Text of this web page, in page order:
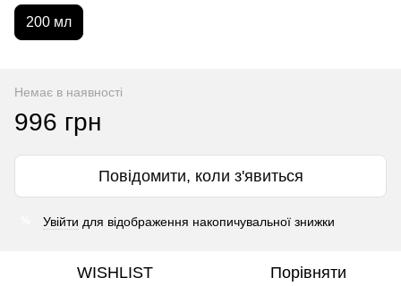
200 мл
Немає в наявності
996 грн
Повідомити, коли з'явиться
Увійти для відображення накопичувальної знижки
WISHLIST Порівняти